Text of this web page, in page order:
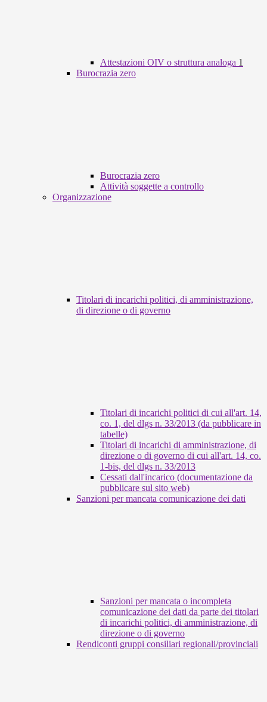
Attestazioni OIV o struttura analoga 1
Burocrazia zero
Burocrazia zero
Attività soggette a controllo
Organizzazione
Titolari di incarichi politici, di amministrazione,
di direzione o di governo
Titolari di incarichi politici di cui all'art. 14,
co. 1, del dlgs n. 33/2013 (da pubblicare in
tabelle)
Titolari di incarichi di amministrazione, di
direzione o di governo di cui all'art. 14, co.
1-bis, del dlgs n. 33/2013
Cessati dall'incarico (documentazione da
pubblicare sul sito web)
Sanzioni per mancata comunicazione dei dati
Sanzioni per mancata o incompleta
comunicazione dei dati da parte dei titolari
di incarichi politici, di amministrazione, di
direzione o di governo
Rendiconti gruppi consiliari regionali/provinciali